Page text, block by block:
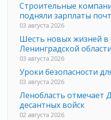
Строительные
подняли зарплаты
03 августа 2026
Шесть новых жизней в
Ленинградской области
03 августа 2026
Уроки безопасности
03 августа 2026
Ленобласть отмечает
десантных войск
02 августа 2026